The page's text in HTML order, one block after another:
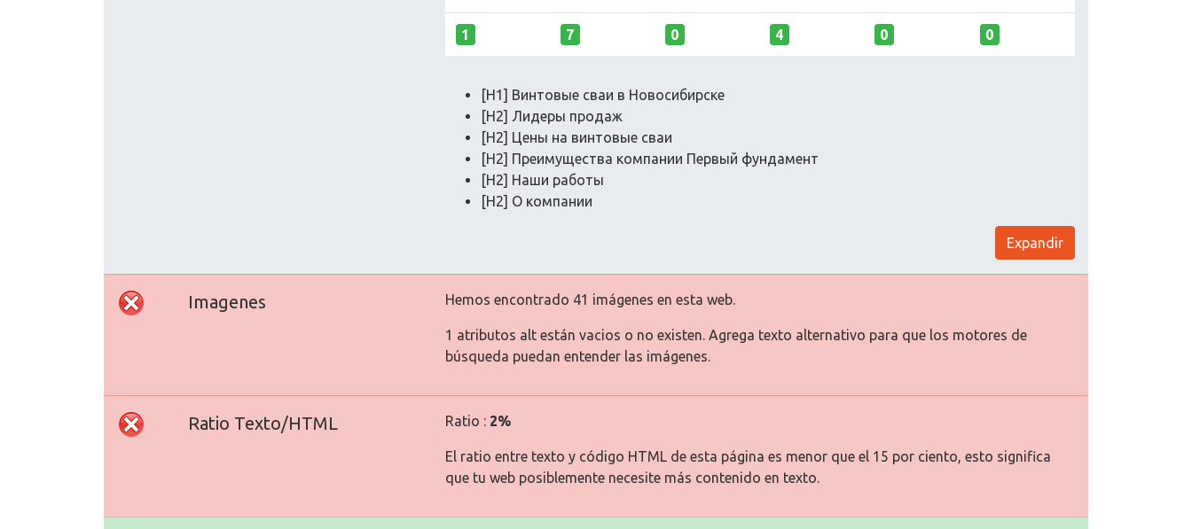
1 7 0 4 0 0
[H1] Винтовые сваи в Новосибирске
[H2] Лидеры продаж
[H2] Цены на винтовые сваи
[H2] Преимущества компании Первый фундамент
[H2] Наши работы
[H2] О компании
Expandir
Imagenes Hemos encontrado 41 imágenes en esta web.
1 atributos alt están vacios o no existen. Agrega texto alternativo para que los motores de
búsqueda puedan entender las imágenes.
Ratio Texto/HTML Ratio : 2%
El ratio entre texto y código HTML de esta página es menor que el 15 por ciento, esto significa
que tu web posiblemente necesite más contenido en texto.